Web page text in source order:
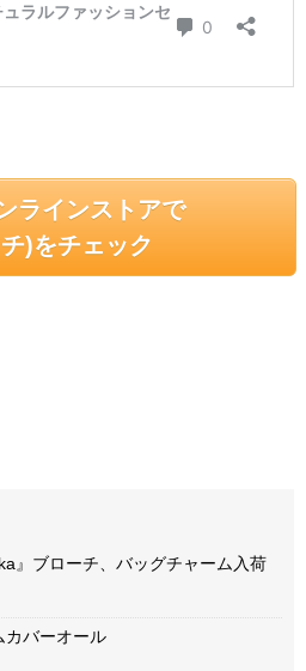
ラインストアで
)をチェック
』ブローチ、バッグチャーム入荷
カバーオール